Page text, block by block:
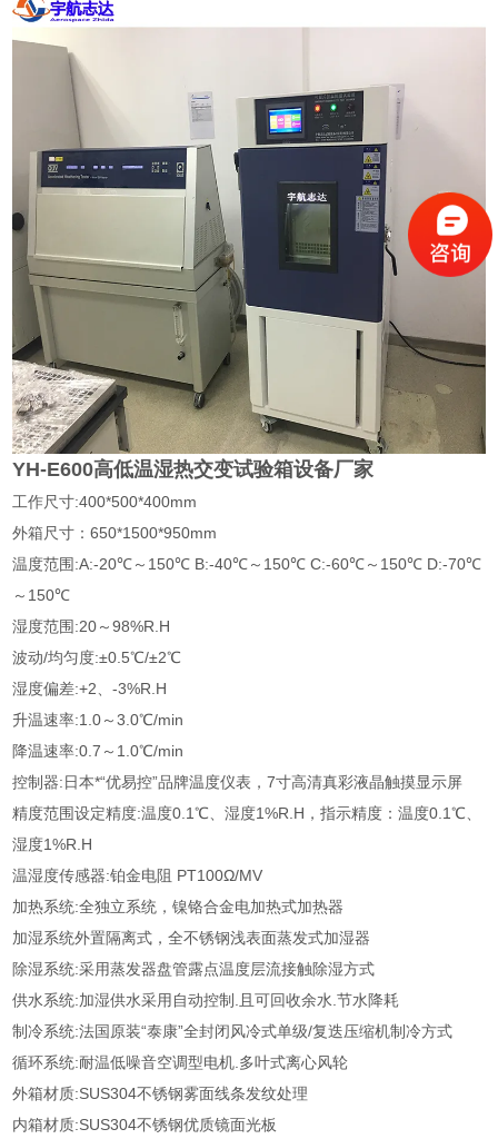
YH-E600高低温湿热交变试验箱设备厂家
工作尺寸:400*500*400mm
外箱尺寸：650*1500*950mm
温度范围:A:-20℃～150℃ B:-40℃～150℃ C:-60℃～150℃ D:-70℃
～150℃
湿度范围:20～98%R.H
波动/均匀度:±0.5℃/±2℃
湿度偏差:+2、-3%R.H
升温速率:1.0～3.0℃/min
降温速率:0.7～1.0℃/min
控制器:日本*“优易控”品牌温度仪表，7寸高清真彩液晶触摸显示屏
精度范围设定精度:温度0.1℃、湿度1%R.H，指示精度：温度0.1℃、
湿度1%R.H
温湿度传感器:铂金电阻 PT100Ω/MV
加热系统:全独立系统，镍铬合金电加热式加热器
加湿系统外置隔离式，全不锈钢浅表面蒸发式加湿器
除湿系统:采用蒸发器盘管露点温度层流接触除湿方式
供水系统:加湿供水采用自动控制.且可回收余水.节水降耗
制冷系统:法国原装“泰康”全封闭风冷式单级/复迭压缩机制冷方式
循环系统:耐温低噪音空调型电机.多叶式离心风轮
外箱材质:SUS304不锈钢雾面线条发纹处理
内箱材质:SUS304不锈钢优质镜面光板